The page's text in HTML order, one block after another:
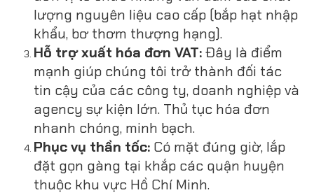
lượng nguyên liệu cao cấp (bắp hạt nhập
khẩu, bơ thơm thượng hạng).
Hỗ trợ xuất hóa đơn VAT:Đây là điểm
mạnh giúp chúng tôi trở thành đối tác
tin cậy của các công ty, doanh nghiệp và
agency sự kiện lớn. Thủ tục hóa đơn
nhanh chóng, minh bạch.
Phục vụ thần tốc: Có mặt đúng giờ, lắp
đặt gọn gàng tại khắp các quận huyện
thuộc khu vực Hồ Chí Minh.